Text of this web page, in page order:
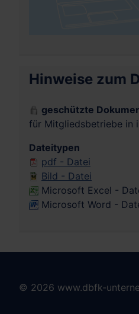
Hinweise zum
geschützte
für Mitgliedsbetriebe in
Dateitypen
pdf - Datei
Bild - Datei
Microsoft Excel -
Microsoft Word -
© 2026 www.dbfk-